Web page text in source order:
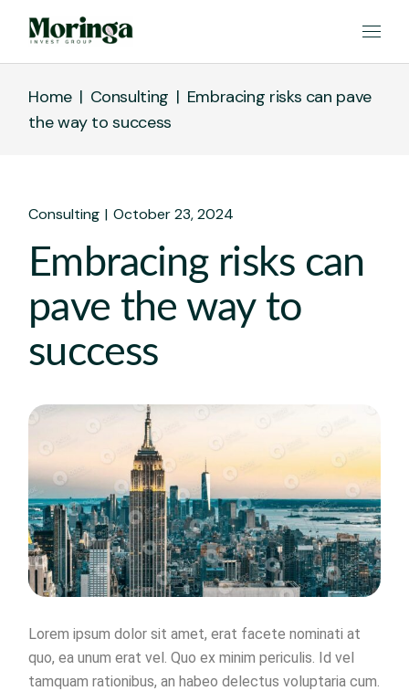
Home Consulting
Embracing risks can pave
the way to success
Consulting October 23, 2024
Embracing risks can
pave the way to
success
Lorem ipsum dolor sit amet, erat facete nominati at
quo, ea unum erat vel. Quo ex minim periculis. Id vel
tamquam rationibus, an habeo delectus voluptaria cum.